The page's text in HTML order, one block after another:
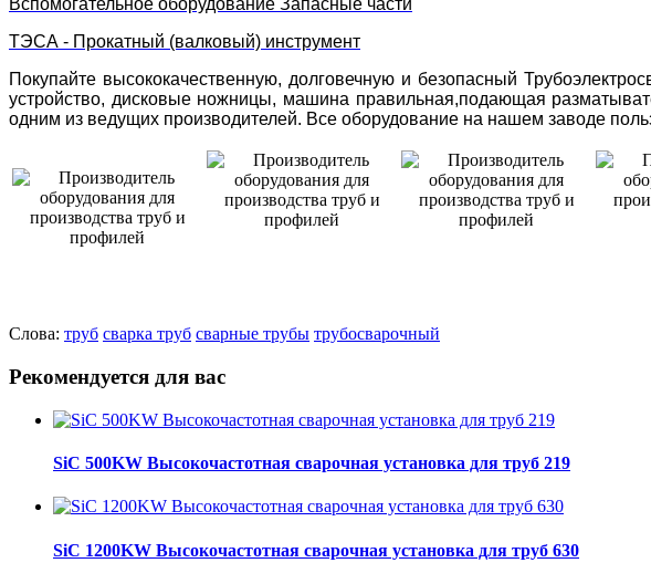
Вспомогательное оборудование Запасные части
ТЭСА - Прокатный (валковый) инструмент
Покупайте высококачественную, долговечную и безопасный
устройство, дисковые ножницы, машина правильная,подающая
одним из ведущих производителей. Все оборудование на нашем заводе
Слова: труб сварка труб сварные трубы трубосварочный
Рекомендуется для вас
SiC 500KW Высокочастотная сварочная установка для труб 219
SiC 1200KW Высокочастотная сварочная установка для труб 630